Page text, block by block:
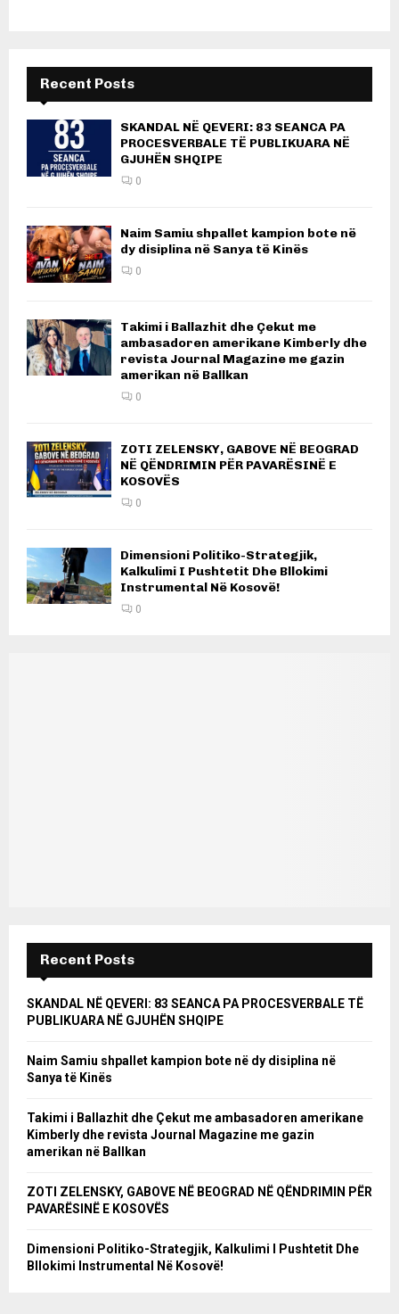
Recent Posts
SKANDAL NË QEVERI: 83 SEANCA PA
PROCESVERBALE TË PUBLIKUARA NË
GJUHËN SHQIPE
0
Naim Samiu shpallet kampion bote në
dy disiplina në Sanya të Kinës
0
Takimi i Ballazhit dhe Çekut me
ambasadoren amerikane Kimberly dhe
revista Journal Magazine me gazin
amerikan në Ballkan
0
ZOTI ZELENSKY, GABOVE NË BEOGRAD
NË QËNDRIMIN PËR PAVARËSINË E
KOSOVËS
0
Dimensioni Politiko-Strategjik,
Kalkulimi I Pushtetit Dhe Bllokimi
Instrumental Në Kosovë!
0
Recent Posts
SKANDAL NË QEVERI: 83 SEANCA PA PROCESVERBALE TË
PUBLIKUARA NË GJUHËN SHQIPE
Naim Samiu shpallet kampion bote në dy disiplina në
Sanya të Kinës
Takimi i Ballazhit dhe Çekut me ambasadoren amerikane
Kimberly dhe revista Journal Magazine me gazin
amerikan në Ballkan
ZOTI ZELENSKY, GABOVE NË BEOGRAD NË QËNDRIMIN PËR
PAVARËSINË E KOSOVËS
Dimensioni Politiko-Strategjik, Kalkulimi I Pushtetit Dhe
Bllokimi Instrumental Në Kosovë!